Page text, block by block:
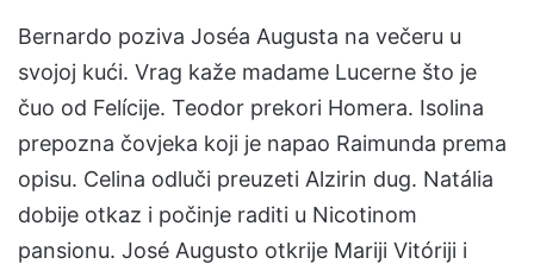
Bernardo poziva Joséa Augusta na večeru u
svojoj kući. Vrag kaže madame Lucerne što je
čuo od Felícije. Teodor prekori Homera. Isolina
prepozna čovjeka koji je napao Raimunda prema
opisu. Celina odluči preuzeti Alzirin dug. Natália
dobije otkaz i počinje raditi u Nicotinom
pansionu. José Augusto otkrije Mariji Vitóriji i